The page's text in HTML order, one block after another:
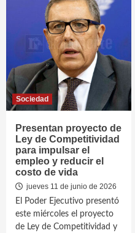
Sociedad
Presentan proyecto de
Ley de Competitividad
para impulsar el
empleo y reducir el
costo de vida
jueves 11 de junio de 2026
El Poder Ejecutivo presentó
este miércoles el proyecto
de Ley de Competitividad y